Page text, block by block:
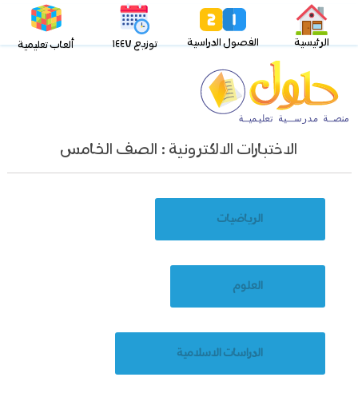
الرئيسية الفصول الدراسية توزيع ١٤٤٧ ألعاب تعليمية
الاختبارات الالكترونية : الصف الخامس
الرياضيات
العلوم
الدراسات الاسلامية